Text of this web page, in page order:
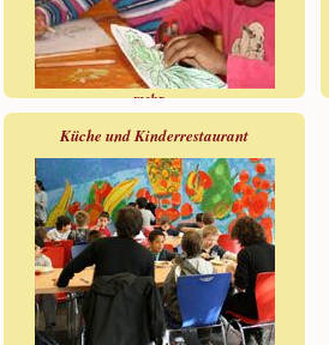
mehr »
Küche und Kinderrestaurant